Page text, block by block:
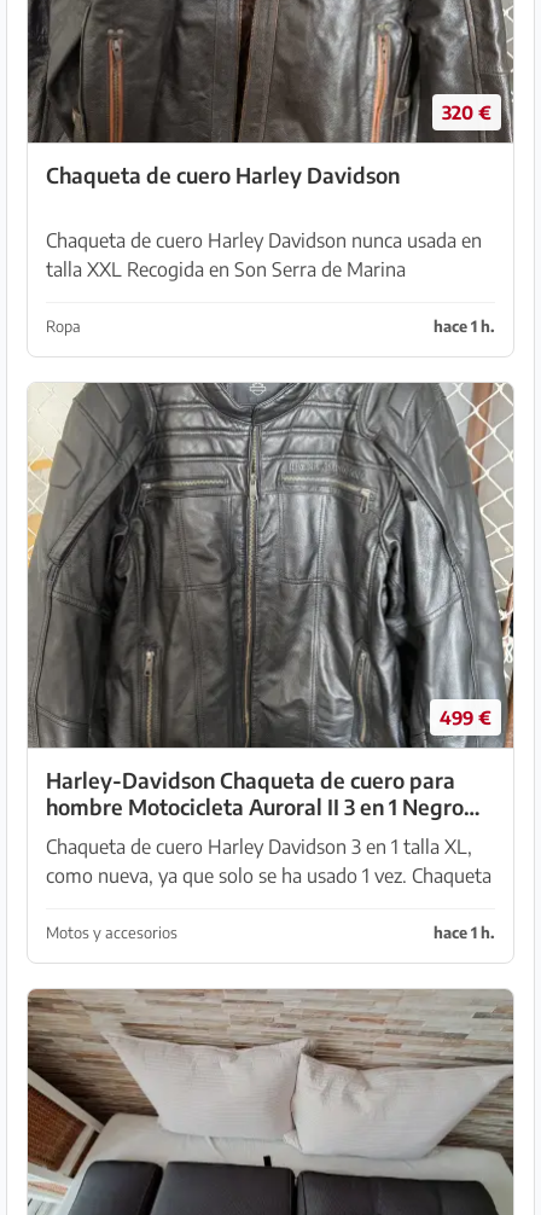
320 €
Chaqueta de cuero Harley Davidson
Chaqueta de cuero Harley Davidson nunca usada en
talla XXL Recogida en Son Serra de Marina
Ropa hace 1 h.
499 €
Harley-Davidson Chaqueta de cuero para
hombre Motocicleta Auroral II 3 en 1 Negro
98003-21EM
Chaqueta de cuero Harley Davidson 3 en 1 talla XL,
como nueva, ya que solo se ha usado 1 vez. Chaqueta
Marina
Motos y accesorios hace 1 h.